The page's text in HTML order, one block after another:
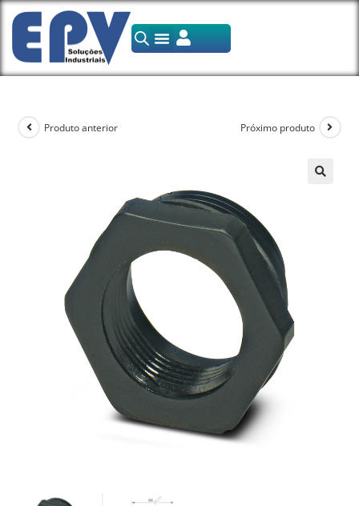
Produto anterior Próximo produto